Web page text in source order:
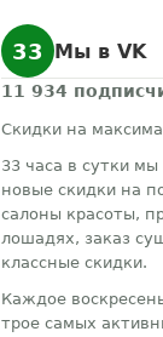
33 Мы в VK
11 934
Скидки на
33 часа в сутки
новые скидки на
салоны красоты,
лошадях, заказ
классные скидки.
Каждое
трое самых